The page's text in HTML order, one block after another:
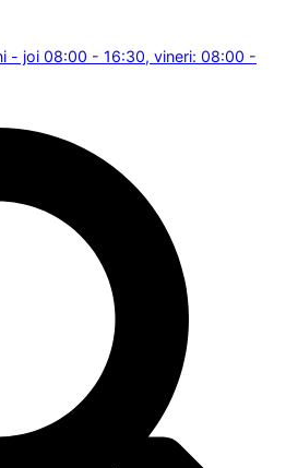
- joi 08:00 - 16:30, vineri: 08:00 -